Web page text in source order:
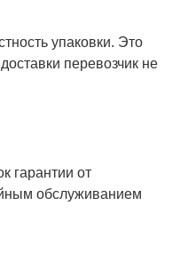
упаковки. Это
перевозчик не
гарантии от
обслуживанием